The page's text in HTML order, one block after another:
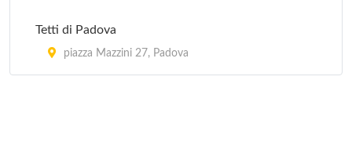
Tetti di Padova
piazza Mazzini 27, Padova